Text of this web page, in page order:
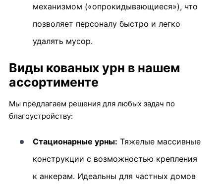
механизмом («опрокидывающиеся»), что
позволяет персоналу быстро и легко
удалять мусор.
Виды кованых урн в нашем
ассортименте
Мы предлагаем решения для любых задач по
благоустройству:
Стационарные урны: Тяжелые массивные
конструкции с возможностью крепления
к анкерам. Идеальны для частных домов